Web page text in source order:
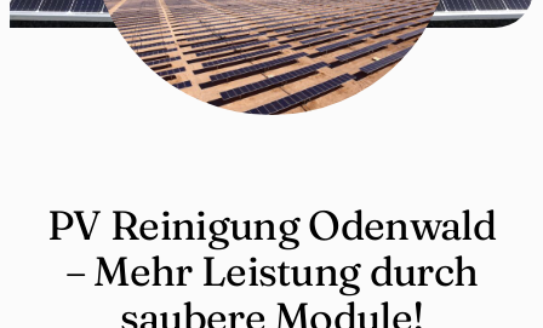
PV Reinigung Odenwald
– Mehr Leistung durch
saubere Module!